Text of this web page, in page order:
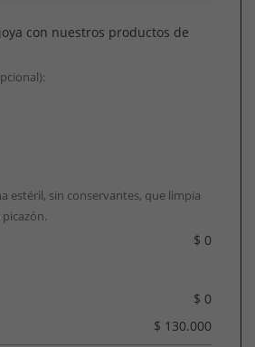
con nuestros productos de
estéril, sin conservantes, que limpia
$ 0
$ 0
$ 130.000